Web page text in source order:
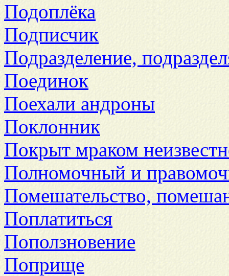
Подоплёка
Подписчик
Подразделение,
Поединок
Поехали андроны
Поклонник
Покрыт мраком
Полномочный и
Помешательство,
Поплатиться
Поползновение
Поприще